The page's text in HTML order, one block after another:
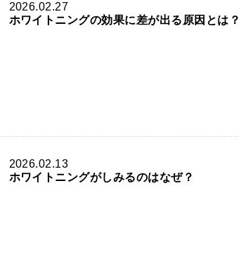
2026.02.27
ホワイトニングの効果に差が出る原因とは？
2026.02.13
ホワイトニングがしみるのはなぜ？